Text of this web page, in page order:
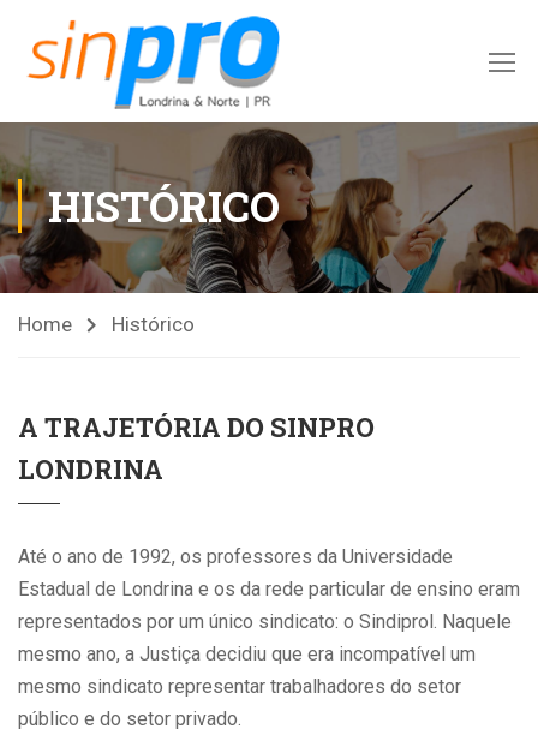
HISTÓRICO
Home Histórico
A TRAJETÓRIA DO SINPRO
LONDRINA
Até o ano de 1992, os professores da Universidade
Estadual de Londrina e os da rede particular de ensino eram
representados por um único sindicato: o Sindiprol. Naquele
mesmo ano, a Justiça decidiu que era incompatível um
mesmo sindicato representar trabalhadores do setor
público e do setor privado.